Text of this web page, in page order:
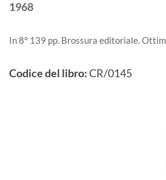
1968
In 8° 139 pp. Brossura editoriale.
Codice del libro:CR/0145